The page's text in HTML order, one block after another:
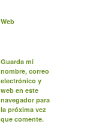
Web
Guarda mi
nombre, correo
electrónico y
web en este
navegador para
la próxima vez
que comente.